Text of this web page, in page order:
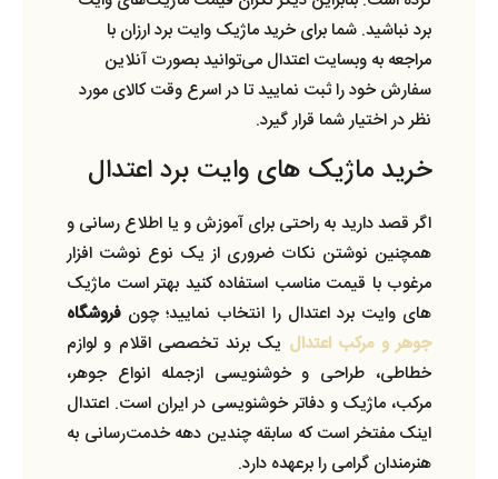
برد نباشید. شما برای خرید ماژیک وایت برد ارزان با
مراجعه به وبسایت اعتدال می‌توانید بصورت آنلاین
سفارش خود را ثبت نمایید تا در اسرع وقت کالای مورد
نظر در اختیار شما قرار گیرد.
خرید ماژیک های وایت برد اعتدال
اگر قصد دارید به راحتی برای آموزش و یا اطلاع رسانی و
همچنین نوشتن نکات ضروری از یک نوع نوشت افزار
مرغوب با قیمت مناسب استفاده کنید بهتر است ماژیک‌
های وایت برد اعتدال را انتخاب نمایید؛ چون فروشگاه
جوهر و مرکب اعتدال یک برند تخصصی اقلام و لوازم
خطاطی، طراحی و خوشنویسی ازجمله انواع جوهر،
مرکب، ماژیک و دفاتر خوشنویسی در ایران است. اعتدال
اینک مفتخر است که سابقه چندین دهه خدمت‌رسانی به
هنرمندان گرامی را برعهده دارد.